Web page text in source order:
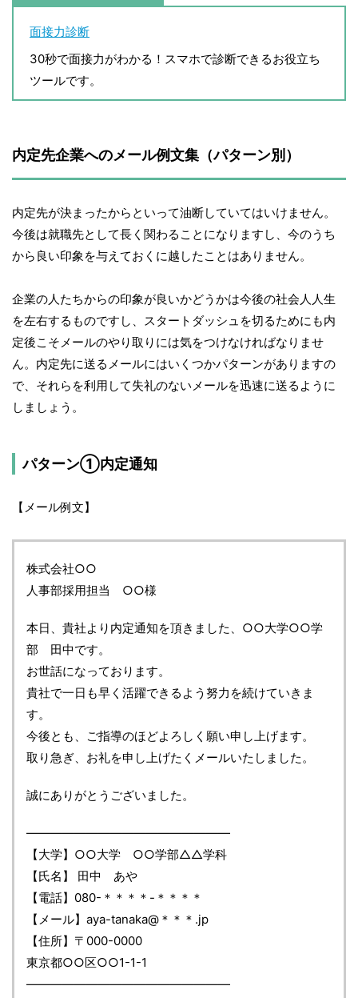
面接力診断
30秒で面接力がわかる！スマホで診断できるお役立ち
ツールです。
内定先企業へのメール例文集（パターン別）
内定先が決まったからといって油断していてはいけません。
今後は就職先として長く関わることになりますし、今のうち
から良い印象を与えておくに越したことはありません。
企業の人たちからの印象が良いかどうかは今後の社会人人生
を左右するものですし、スタートダッシュを切るためにも内
定後こそメールのやり取りには気をつけなければなりませ
ん。内定先に送るメールにはいくつかパターンがありますの
で、それらを利用して失礼のないメールを迅速に送るように
しましょう。
パターン①内定通知
【メール例文】
株式会社○○
人事部採用担当 ○○様
本日、貴社より内定通知を頂きました、○○大学○○学
部 田中です。
お世話になっております。
貴社で一日も早く活躍できるよう努力を続けていきま
す。
今後とも、ご指導のほどよろしく願い申し上げます。
取り急ぎ、お礼を申し上げたくメールいたしました。
誠にありがとうございました。
―――――――――――――――――
【大学】○○大学 ○○学部△△学科
【氏名】 田中 あや
【電話】080-＊＊＊＊-＊＊＊＊
【メール】aya-tanaka@＊＊＊.jp
【住所】〒000-0000
東京都○○区○○1-1-1
―――――――――――――――――